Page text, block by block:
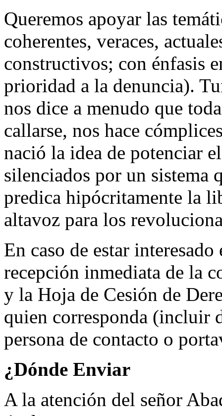
Queremos apoyar las
coherentes, veraces,
constructivos; con énfasis
prioridad a la denuncia).
nos dice a menudo que
callarse, nos hace
nació la idea de potenciar
silenciados por un sistema
predica hipócritamente la
altavoz para los
En caso de estar
recepción inmediata de la
y la Hoja de Cesión de
quien corresponda (incluir
persona de contacto o
¿Dónde Enviar
A la atención del señor